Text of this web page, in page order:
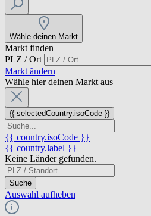
Wähle deinen Markt
Markt finden
PLZ / Ort
Markt ändern
Wähle hier deinen Markt aus
{{ selectedCountry.isoCode }}
{{ country.isoCode }}
{{ country.label }}
Keine Länder gefunden.
Suche
Auswahl aufheben